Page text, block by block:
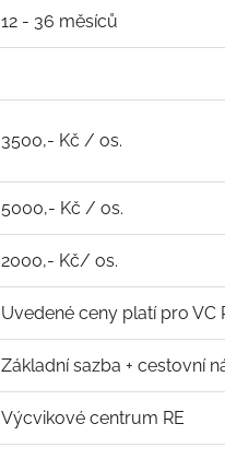
12 - 36 měsíců
3500,- Kč / os.
5000,- Kč / os.
2000,- Kč/ os.
Uvedené ceny platí pro VC
Základní sazba + cestovní
Výcvikové centrum RE